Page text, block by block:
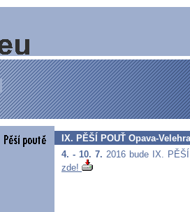
IX. PĚŠÍ POUŤ Opava-
4. - 10. 7.2016 bude IX.
zde!